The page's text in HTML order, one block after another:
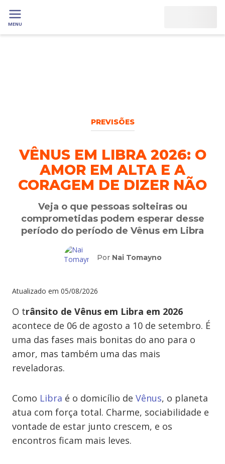
MENU
PREVISÕES
VÊNUS EM LIBRA 2026: O
AMOR EM ALTA E A
CORAGEM DE DIZER NÃO
Veja o que pessoas solteiras ou
comprometidas podem esperar desse
período do período de Vênus em Libra
Por Nai Tomayno
Atualizado em 05/08/2026
O trânsito de Vênus em Libra em 2026
acontece de 06 de agosto a 10 de setembro. É
uma das fases mais bonitas do ano para o
amor, mas também uma das mais
reveladoras.
Como Libra é o domicílio de Vênus, o planeta
atua com força total. Charme, sociabilidade e
vontade de estar junto crescem, e os
encontros ficam mais leves.